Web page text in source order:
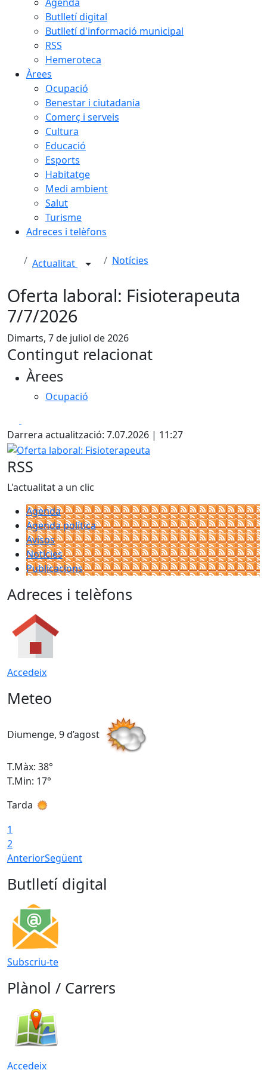
Butlletí digital
Butlletí d'informació municipal
RSS
Hemeroteca
Àrees
Ocupació
Benestar i ciutadania
Comerç i serveis
Cultura
Educació
Esports
Habitatge
Medi ambient
Salut
Turisme
Adreces i telèfons
Actualitat Notícies
Oferta laboral: Fisioterapeuta
7/7/2026
Dimarts, 7 de juliol de 2026
Contingut relacionat
Àrees
Ocupació
Darrera actualització: 7.07.2026 | 11:27
Oferta laboral: Fisioterapeuta
RSS
L'actualitat a un clic
Agenda
Agenda política
Avisos
Notícies
Publicacions
Adreces i telèfons
Accedeix
Meteo
Diumenge, 9 d’agost
T.Màx: 38°
T.Min: 17°
Tarda
1
2
AnteriorSegüent
Butlletí digital
Subscriu-te
Plànol / Carrers
Accedeix